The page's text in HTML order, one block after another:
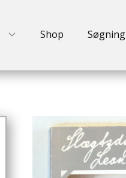
Shop Søgning